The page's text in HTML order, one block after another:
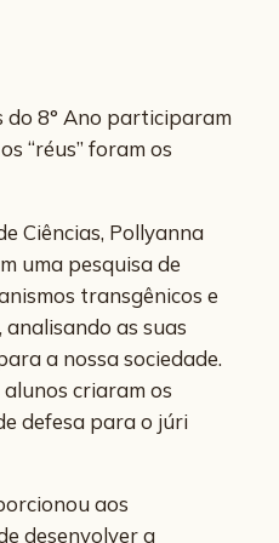
do 8° Ano participaram
“réus” foram os
Ciências, Pollyanna
uma pesquisa de
transgênicos e
as suas
a nossa sociedade.
alunos criaram os
defesa para o júri
aos
desenvolver a